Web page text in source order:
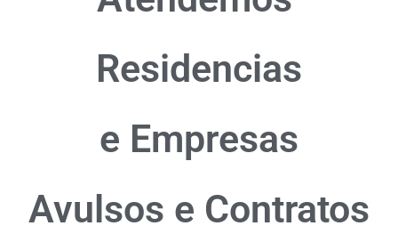
Residencias
e Empresas
Avulsos e Contratos